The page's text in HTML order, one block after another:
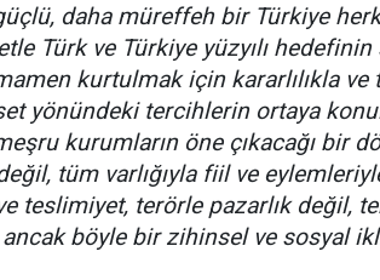
daha müreffeh bir Türkiye
Türk ve Türkiye yüzyılı
kurtulmak için kararlılıkla
yönündeki tercihlerin ortaya
kurumların öne çıkacağı bir
tüm varlığıyla fiil ve
teslimiyet, terörle pazarlık değil,
ancak böyle bir zihinsel ve sosyal